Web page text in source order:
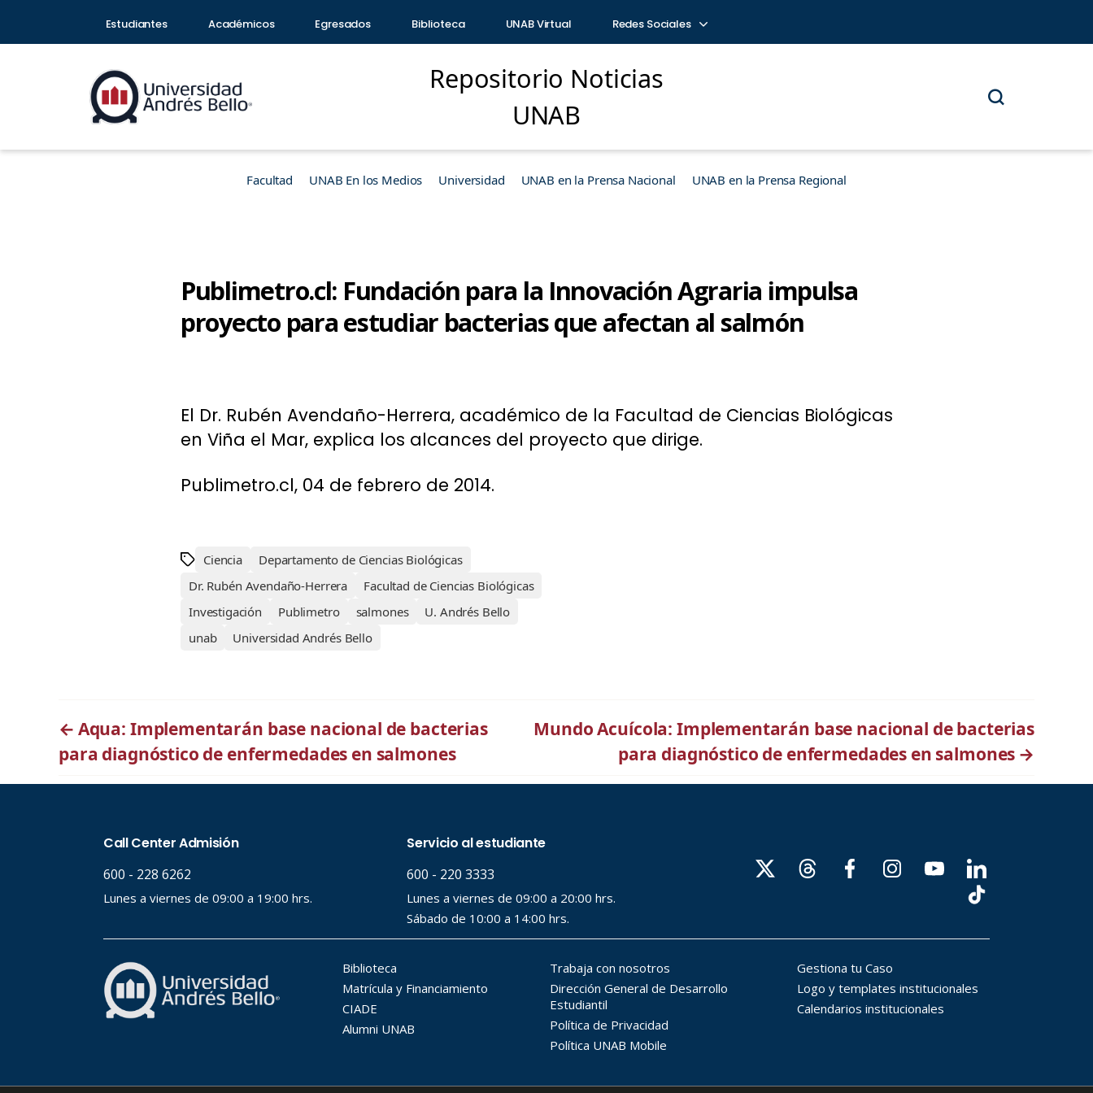
Estudiantes Académicos Egresados Biblioteca UNAB Virtual Redes Sociales
Repositorio Noticias
UNAB
Facultad UNAB En los Medios Universidad UNAB en la Prensa Nacional UNAB en la Prensa Regional
Publimetro.cl: Fundación para la Innovación Agraria impulsa
proyecto para estudiar bacterias que afectan al salmón
El Dr. Rubén Avendaño-Herrera, académico de la Facultad de Ciencias Biológicas
en Viña el Mar, explica los alcances del proyecto que dirige.
Publimetro.cl, 04 de febrero de 2014.
Ciencia
Departamento de Ciencias Biológicas
Dr. Rubén Avendaño-Herrera
Facultad de Ciencias Biológicas
Investigación
Publimetro salmones
U. Andrés Bello
unab
Universidad Andrés Bello
← Aqua: Implementarán base nacional de bacterias
para diagnóstico de enfermedades en salmones
Mundo Acuícola: Implementarán base nacional de bacterias
para diagnóstico de enfermedades en salmones →